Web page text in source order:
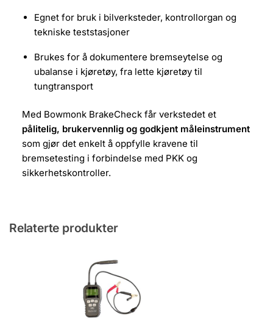
Egnet for bruk i bilverksteder, kontrollorgan og
tekniske teststasjoner
Brukes for å dokumentere bremseytelse og
ubalanse i kjøretøy, fra lette kjøretøy til
tungtransport
Med Bowmonk BrakeCheck får verkstedet et
pålitelig, brukervennlig og godkjent måleinstrument
som gjør det enkelt å oppfylle kravene til
bremsetesting i forbindelse med PKK og
sikkerhetskontroller.
Relaterte produkter